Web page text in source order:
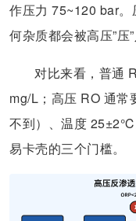
作压力 75~120 bar
何杂质都会被高压”压
对比来看，普通
mg/L；高压 RO 通常
不到）、温度 25±2℃
易卡壳的三个门槛。